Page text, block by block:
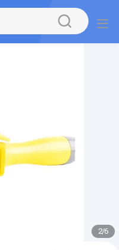
2/6